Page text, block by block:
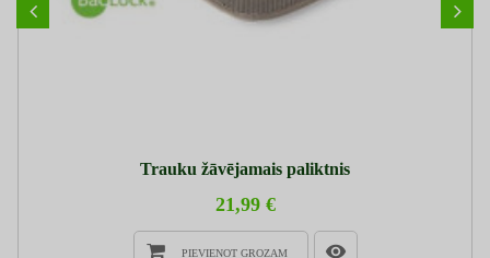
Trauku žāvējamais paliktnis
21,99 €
PIEVIENOT GROZAM